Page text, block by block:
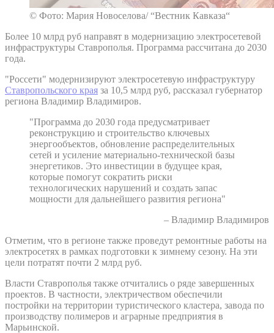
© Фото: Мария Новоселова/ “Вестник Кавказа“
Более 10 млрд руб направят в модернизацию электросетевой
инфраструктуры Ставрополья. Программа рассчитана до 2030
года.
"Россети" модернизируют электросетевую инфраструктуру
Ставропольского края за 10,5 млрд руб, рассказал губернатор
региона Владимир Владимиров.
"Программа до 2030 года предусматривает
реконструкцию и строительство ключевых
энергообъектов, обновление распределительных
сетей и усиление материально-технической базы
энергетиков. Это инвестиции в будущее края,
которые помогут сократить риски
технологических нарушений и создать запас
мощности для дальнейшего развития региона"
– Владимир Владимиров
Отметим, что в регионе также проведут ремонтные работы на
электросетях в рамках подготовки к зимнему сезону. На эти
цели потратят почти 2 млрд руб.
Власти Ставрополья также отчитались о ряде завершенных
проектов. В частности, электричеством обеспечили
постройки на территории туристического кластера, завода по
производству полимеров и аграрные предприятия в
Марьинской.